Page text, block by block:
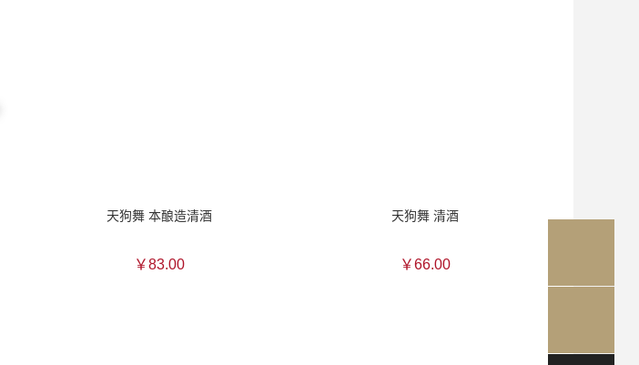
天狗舞 本酿造清酒
￥83.00
天狗舞 清酒
￥66.00